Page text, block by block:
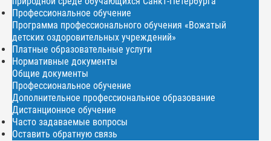
Профессиональное обучение
Программа профессионального обучения «Вожатый
детских оздоровительных учреждений»
Платные образовательные услуги
Нормативные документы
Общие документы
Профессиональное обучение
Дополнительное профессиональное образование
Дистанционное обучение
Часто задаваемые вопросы
Оставить обратную связь